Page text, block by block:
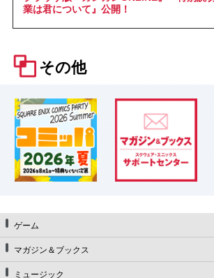
業は君について』公開！
その他
ゲーム
マガジン＆ブックス
ミュージック